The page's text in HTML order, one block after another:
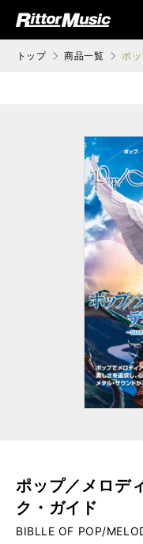
ジック (Rittor Musi
トップ 商品一覧 ポ
ポップ／メロデ
ク・ガイド
BIBLLE OF POP/